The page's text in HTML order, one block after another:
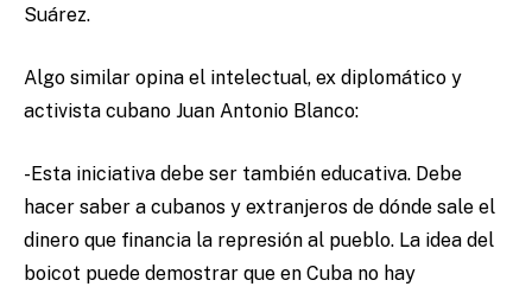
Suárez.
Algo similar opina el intelectual, ex diplomático y
activista cubano Juan Antonio Blanco:
-Esta iniciativa debe ser también educativa. Debe
hacer saber a cubanos y extranjeros de dónde sale el
dinero que financia la represión al pueblo. La idea del
boicot puede demostrar que en Cuba no hay